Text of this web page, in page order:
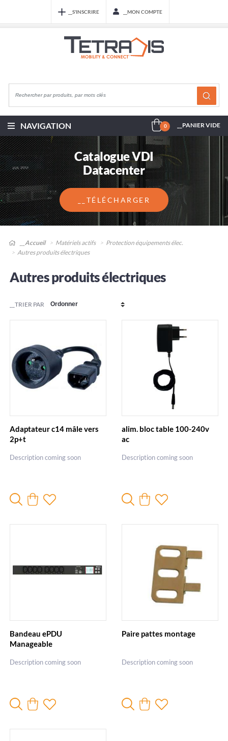
__S'INSCRIRE __MON COMPTE
NAVIGATION 0 __PANIER VIDE
Catalogue VDI
Datacenter
__TÉLÉCHARGER
__Accueil Matériels actifs
Protection équipements élec.
Autres produits électriques
Autres produits électriques
__TRIER PAR
Adaptateur c14 mâle vers
2p+t
Description coming soon
alim. bloc table 100-240v
ac
Description coming soon
Bandeau ePDU
Manageable
Description coming soon
Paire pattes montage
Description coming soon